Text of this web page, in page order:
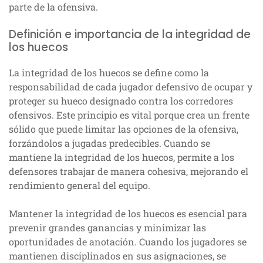
parte de la ofensiva.
Definición e importancia de la integridad de
los huecos
La integridad de los huecos se define como la
responsabilidad de cada jugador defensivo de ocupar y
proteger su hueco designado contra los corredores
ofensivos. Este principio es vital porque crea un frente
sólido que puede limitar las opciones de la ofensiva,
forzándolos a jugadas predecibles. Cuando se
mantiene la integridad de los huecos, permite a los
defensores trabajar de manera cohesiva, mejorando el
rendimiento general del equipo.
Mantener la integridad de los huecos es esencial para
prevenir grandes ganancias y minimizar las
oportunidades de anotación. Cuando los jugadores se
mantienen disciplinados en sus asignaciones, se